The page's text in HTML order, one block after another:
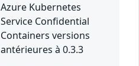
Azure Kubernetes
Service Confidential
Containers versions
antérieures à 0.3.3